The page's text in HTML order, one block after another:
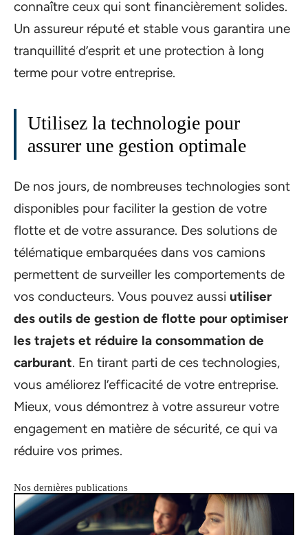
connaître ceux qui sont financièrement solides.
Un assureur réputé et stable vous garantira une
tranquillité d’esprit et une protection à long
terme pour votre entreprise.
Utilisez la technologie pour
assurer une gestion optimale
De nos jours, de nombreuses technologies sont
disponibles pour faciliter la gestion de votre
flotte et de votre assurance. Des solutions de
télématique embarquées dans vos camions
permettent de surveiller les comportements de
vos conducteurs. Vous pouvez aussi utiliser
des outils de gestion de flotte pour optimiser
les trajets et réduire la consommation de
carburant. En tirant parti de ces technologies,
vous améliorez l’efficacité de votre entreprise.
Mieux, vous démontrez à votre assureur votre
engagement en matière de sécurité, ce qui va
réduire vos primes.
Nos dernières publications